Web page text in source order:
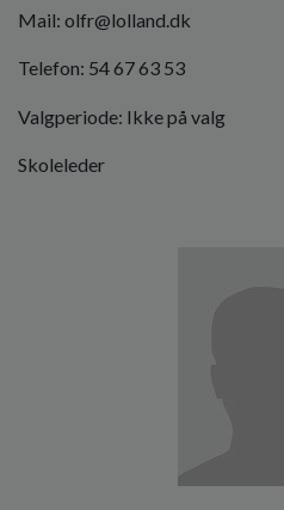
Mail: olfr@lolland.dk
Telefon: 54 67 63 53
Valgperiode: Ikke på valg
Skoleleder